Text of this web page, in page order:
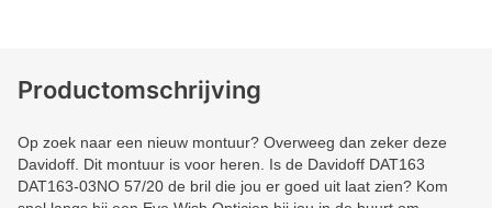
Productomschrijving
Op zoek naar een nieuw montuur? Overweeg dan zeker deze
Davidoff. Dit montuur is voor heren. Is de Davidoff DAT163
DAT163-03NO 57/20 de bril die jou er goed uit laat zien? Kom